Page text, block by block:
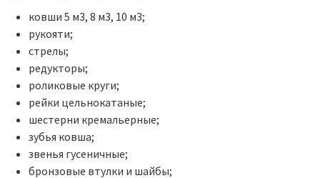
ковши 5 м3, 8 м3, 10 м3;
рукояти;
стрелы;
редукторы;
роликовые круги;
рейки цельнокатаные;
шестерни кремальерные;
зубья ковша;
звенья гусеничные;
бронзовые втулки и шайбы;